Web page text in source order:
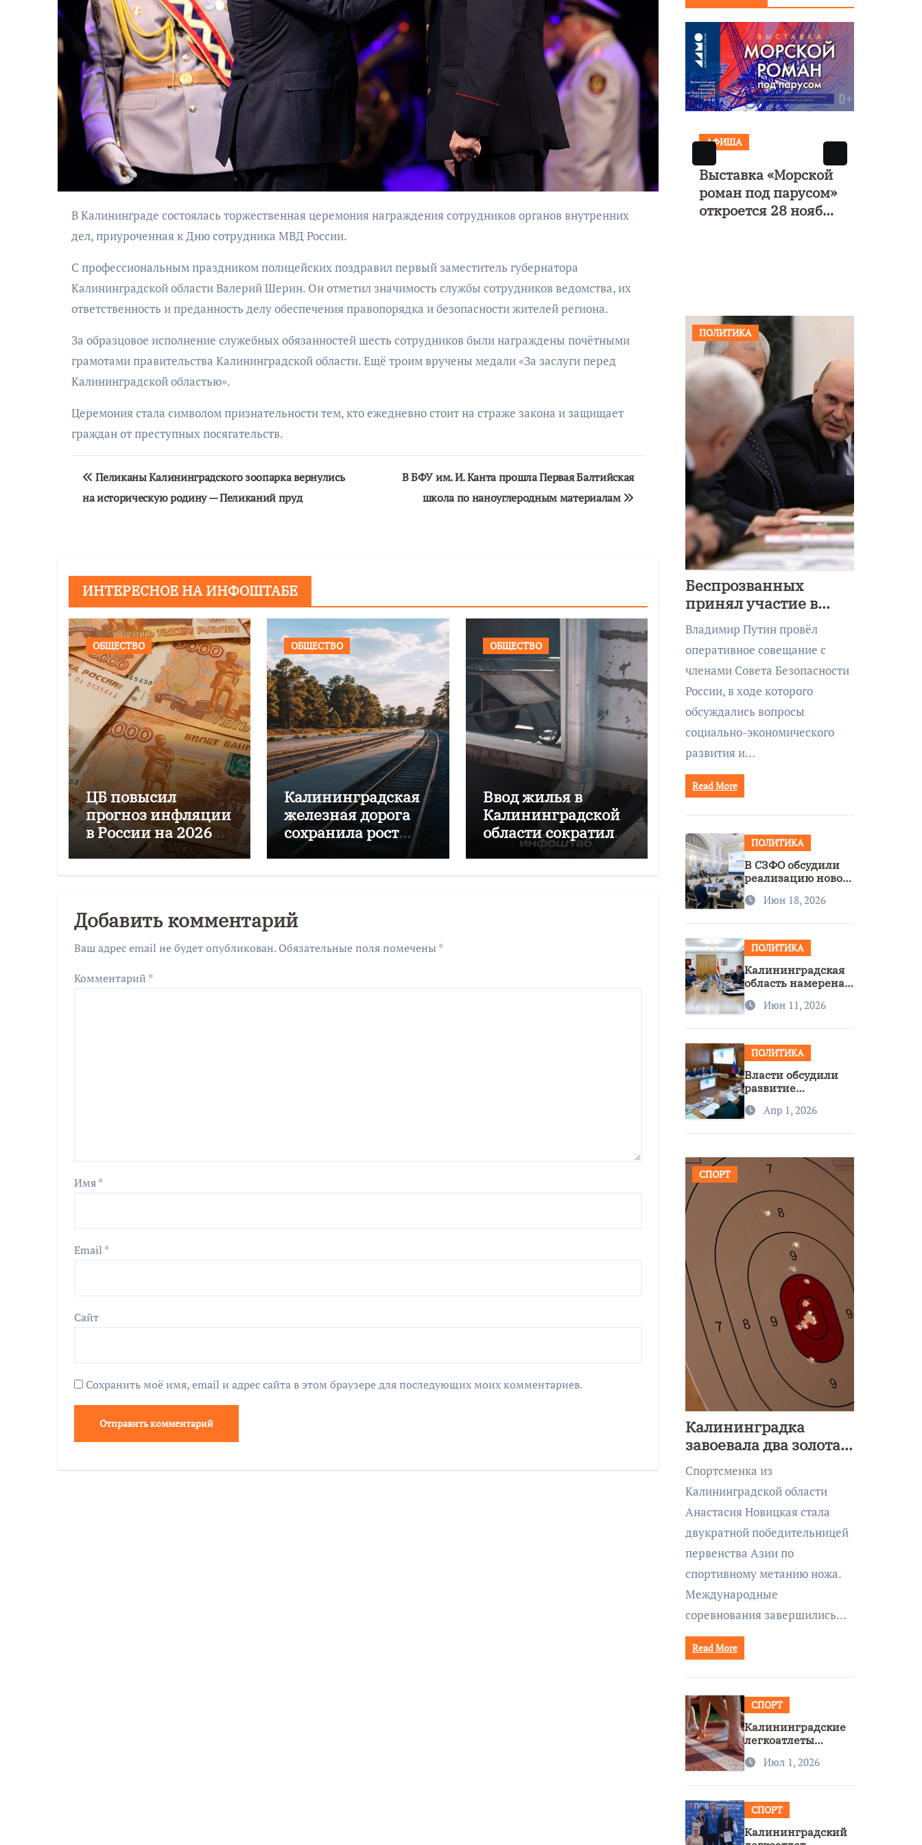
В Калининграде состоялась торжественная церемония награждения сотрудников органов внутренних
дел, приуроченная к Дню сотрудника МВД России.
С профессиональным праздником полицейских поздравил первый заместитель губернатора
Калининградской области Валерий Шерин. Он отметил значимость службы сотрудников ведомства, их
ответственность и преданность делу обеспечения правопорядка и безопасности жителей региона.
За образцовое исполнение служебных обязанностей шесть сотрудников были награждены почётными
грамотами правительства Калининградской области. Ещё троим вручены медали «За заслуги перед
Калининградской областью».
Церемония стала символом признательности тем, кто ежедневно стоит на страже закона и защищает
граждан от преступных посягательств.
Навигация
по
Пеликаны Калининградского зоопарка вернулись
на историческую родину — Пеликаний пруд
В БФУ им. И. Канта прошла Первая Балтийская
школа по наноуглеродным материалам
ИНТЕРЕСНОЕ НА ИНФОШТАБЕ
ОБЩЕСТВО
ЦБ повысил
прогноз инфляции
в России на 2026
год до 6–7%
ОБЩЕСТВО
Калининградская
железная дорога
сохранила рост
перевозок с начала
ОБЩЕСТВО
Ввод жилья в
Калининградской
области сократился
почти на 16%
Добавить комментарий
Ваш адрес email не будет опубликован. Обязательные поля помечены *
Комментарий *
Имя*
Email *
Сайт
Сохранить моё имя, email и адрес сайта в этом браузере для последующих моих комментариев.
бурана
сообщения о
минировании
Янтарь»
АФИША
КУЛЬТУРА
ОБЩЕСТВО
Николай Патрушев
поддержал
проведение в
морского фестиваля
«Открытое море»
АФИША
КУЛЬТУРА
ОБЩЕСТВО
Организаторы
фестиваля
«Открытое море»
проведения!
В Калининграде
пройдет фестиваль
искусств «Зимние
каникулы на
АФИША
Выставка «Морской
роман под парусом»
откроется 28 ноября
ПОЛИТИКА
Беспрозванных
принял участие в
совещании Совбеза
под руководством
Путина
Владимир Путин провёл
оперативное совещание с
членами Совета Безопасности
России, в ходе которого
обсуждались вопросы
социально-экономического
развития и…
Read More
ПОЛИТИКА
В СЗФО обсудили
реализацию новой
нацполитики
Июн 18, 2026
ПОЛИТИКА
Калининградская
область намерена
сотрудничество с
Июн 11, 2026
ПОЛИТИКА
Власти обсудили
развитие
доступность
Апр 1, 2026
СПОРТ
Калининградка
завоевала два золота
первенства Азии по
метанию ножа
Спортсменка из
Калининградской области
Анастасия Новицкая стала
двукратной победительницей
первенства Азии по
спортивному метанию ножа.
Международные
соревнования завершились…
Read More
СПОРТ
Калининградские
легкоатлеты
бронзы на
Июл 1, 2026
СПОРТ
Калининградский